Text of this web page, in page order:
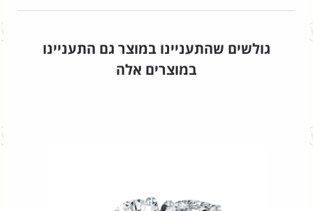
גולשים שהתעניינו במוצר גם התעניינו
במוצרים אלה